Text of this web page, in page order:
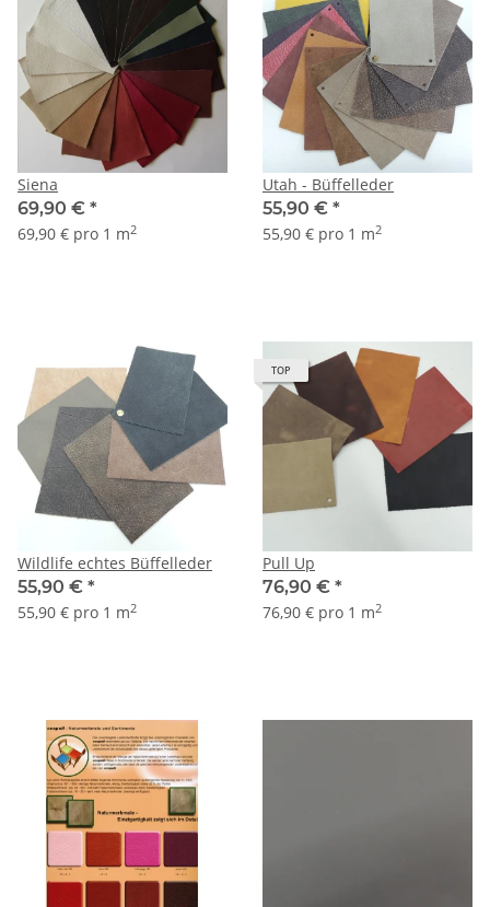
Siena
69,90 € *
69,90 € pro 1 m2
Utah - Büffelleder
55,90 € *
55,90 € pro 1 m2
Wildlife echtes Büffelleder
55,90 € *
55,90 € pro 1 m2
TOP
Pull Up
76,90 € *
76,90 € pro 1 m2